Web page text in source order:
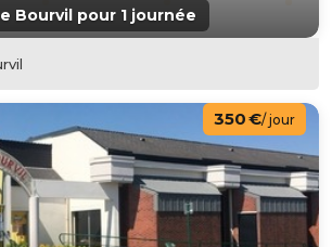
Bourvil pour 1 journée
350 €/ jour